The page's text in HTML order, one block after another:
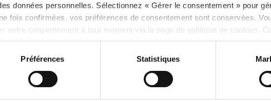
données personnelles. Sélectionnez « Gérer le consentement » pour
fois confirmées, vos préférences de consentement sont conservées.
votre consentement à tout moment via la page de politique de cookies.
icietnotre politique de confidentialité ici.
Préférences Statistiques